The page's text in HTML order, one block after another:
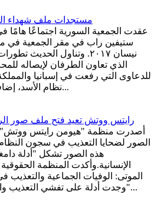
مستجدات ملف شهداء
عقدت الجمعية السورية اجتماعًا هامًا
نيسان ٢٠١٧. وتناول
الذي تعاون الطرفان لإيصاله
للدعاوى التي رفعت في إسبانيا
نظام الأسد، إضافةً إلى العمل الذي يقوم به...
رايتس ووتش تعيد فتح ملف صور
أصدرت منظمة "هيومن رايتس
الصور لضحايا التعذيب في سجون
هذه الصور تشكل "أدلة
الإنسانية.وأكدت المنظمة
الموتى: الوفيات الجماعية والتعذيب
"وجدت أدلة على تفشي التعذيب والتجويع والضرب والأمراض...